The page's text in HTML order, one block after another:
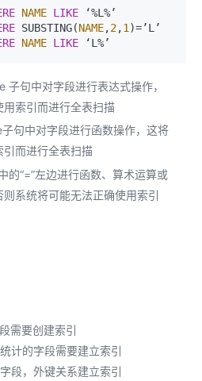
NAME LIKE
SUBSTING(NAME,2,1
NAME LIKE ‘L%’
子句中对字段进行表达式操作，
索引而进行全表扫描
句中对字段进行函数操作，这将
引而进行全表扫描
的“=”左边进行函数、算术运算或
系统将可能无法正确使用索引
需要创建索引
计的字段需要建立索引
段，外键关系建立索引